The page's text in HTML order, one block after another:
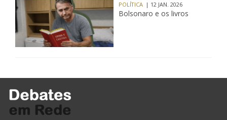
POLÍTICA | 12 JAN. 2026
Bolsonaro e os livros